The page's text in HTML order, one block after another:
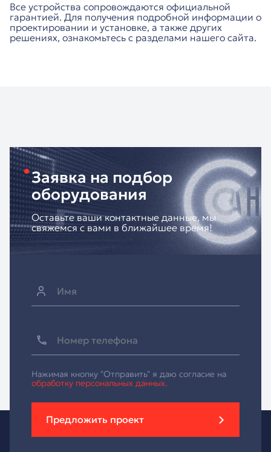
Все устройства сопровождаются официальной
гарантией. Для получения подробной информации о
проектировании и установке, а также других
решениях, ознакомьтесь с разделами нашего сайта.
Заявка на подбор
оборудования
Оставьте ваши контактные данные, мы
свяжемся с вами в ближайшее время!
Нажимая кнопку "Отправить" я даю согласие на
обработку персональных данных.
Предложить проект